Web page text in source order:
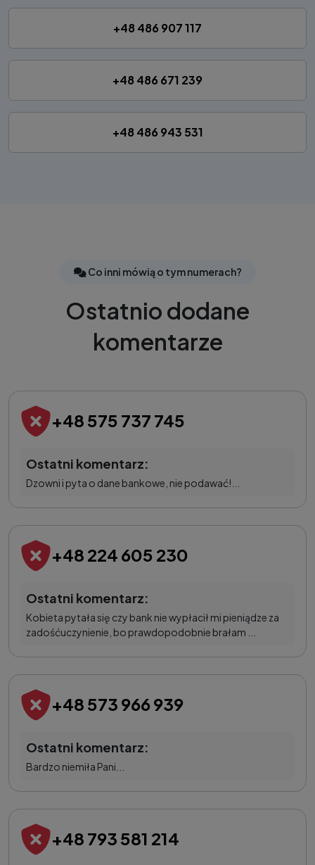
+48 486 907 117
+48 486 671 239
+48 486 943 531
Co inni mówią o tym numerach?
Ostatnio dodane
komentarze
+48 575 737 745
Ostatni komentarz:
Dzowni i pyta o dane bankowe, nie podawać!...
+48 224 605 230
Ostatni komentarz:
Kobieta pytała się czy bank nie wypłacił mi pieniądze za
zadośćuczynienie, bo prawdopodobnie brałam ...
+48 573 966 939
Ostatni komentarz:
Bardzo niemiła Pani...
+48 793 581 214